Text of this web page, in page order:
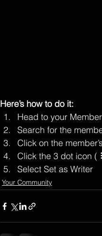
Here’s how to do it:
Head to your
Search for the
Click on the
Click the 3 dot icon (
Select Set as Writer
Your Community